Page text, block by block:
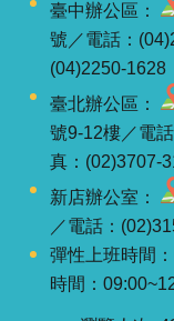
臺中辦公區：
號／電話：
(04)2250-1628
臺北辦公區：
號9-12樓／電
真：(02)3707-
新店辦公室：
／電話：
彈性上班時間
時間：